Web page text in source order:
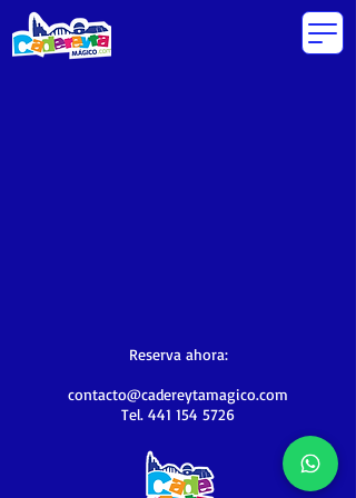
Reserva ahora:
contacto@cadereytamagico.com
Tel. 441 154 5726